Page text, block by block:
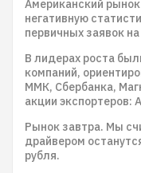
Американский
негативную
первичных заявок
В лидерах роста
компаний,
ММК, Сбербанка,
акции экспортеров:
Рынок завтра. Мы
драйвером
рубля.